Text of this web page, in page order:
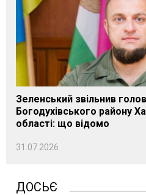
Зеленський звільнив
Богодухівського району
області: що відомо
31.07.2026
ДОСЬЄ